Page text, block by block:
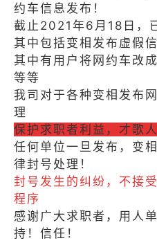
约车信息发布！
截止2021年6月18日，
其中包括变相发布虚假信
其中有用户将网约车改
等等
我司对于各种变相发布
理
保护求职者利益，才歌
任何单位一旦发布，变
律封号处理！
封号发生的纠纷 ，不接
程序
感谢广大求职者，用人
持！信任！